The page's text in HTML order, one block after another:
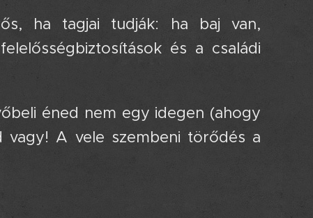
ha tagjai tudják: ha baj van,
és a családi
éned nem egy idegen (ahogy
vagy! A vele szembeni törődés a